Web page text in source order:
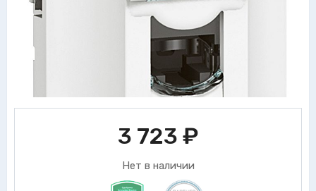
3 723 ₽
Нет в наличии